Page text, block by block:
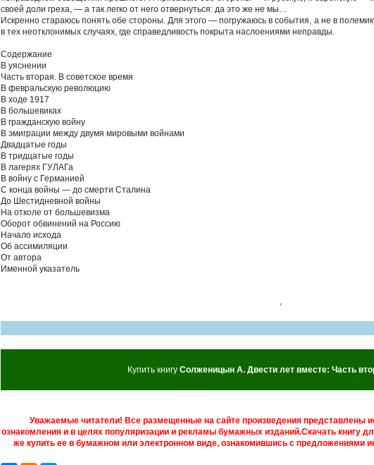
своей доли греха, — а так легко от него отвернуться: да это же не мы…
Искренно стараюсь понять обе стороны. Для этого — погружаюсь в события, а не в
в тех неотклонимых случаях, где справедливость покрыта наслоениями неправды.
Содержание
В уяснении
Часть вторая. В советское время
В февральскую революцию
В ходе 1917
В большевиках
В гражданскую войну
В эмиграции между двумя мировыми войнами
Двадцатые годы
В тридцатые годы
В лагерях ГУЛАГа
В войну с Германией
С конца войны — до смерти Сталина
До Шестидневной войны
На отколе от большевизма
Оборот обвинений на Россию
Начало исхода
Об ассимиляции
От автора
Именной указатель
,
Купить книгу Солженицын А. Двести лет вместе: Часть
Уважаемые читатели! Все размещенные на сайте произведения представлены
ознакомления и в целях популяризации и рекламы бумажных изданий.Скачать книгу
же купить ее в бумажном или электронном виде, ознакомившись с предложениями